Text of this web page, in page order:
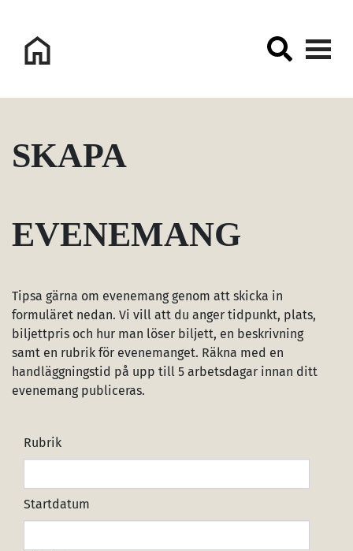
Logo Sorsele Webbportal
SKAPA
EVENEMANG
Tipsa gärna om evenemang genom att skicka in
formuläret nedan. Vi vill att du anger tidpunkt, plats,
biljettpris och hur man löser biljett, en beskrivning
samt en rubrik för evenemanget. Räkna med en
handläggningstid på upp till 5 arbetsdagar innan ditt
evenemang publiceras.
Rubrik
Startdatum